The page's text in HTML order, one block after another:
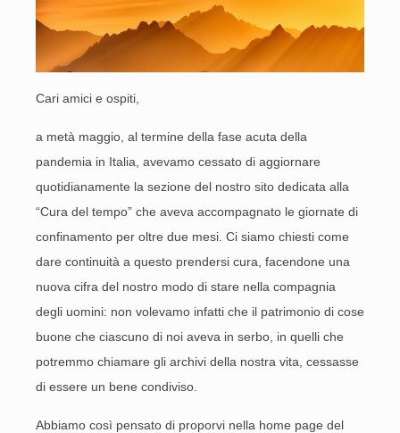
Cari amici e ospiti,
a metà maggio, al termine della fase acuta della
pandemia in Italia, avevamo cessato di aggiornare
quotidianamente la sezione del nostro sito dedicata alla
“Cura del tempo” che aveva accompagnato le giornate di
confinamento per oltre due mesi. Ci siamo chiesti come
dare continuità a questo prendersi cura, facendone una
nuova cifra del nostro modo di stare nella compagnia
degli uomini: non volevamo infatti che il patrimonio di cose
buone che ciascuno di noi aveva in serbo, in quelli che
potremmo chiamare gli archivi della nostra vita, cessasse
di essere un bene condiviso.
Abbiamo così pensato di proporvi nella home page del